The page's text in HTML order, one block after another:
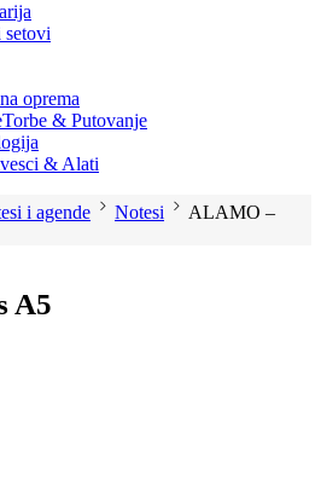
oprema
Torbe & Putovanje
& Alati
i agende Notesi
ALAMO –
A5